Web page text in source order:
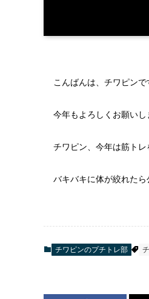
こんばんは、チワピンで
今年もよろしくお願いし
チワピン、今年は筋トレ
バキバキに体が絞れたら
チワピンのプチトレ部